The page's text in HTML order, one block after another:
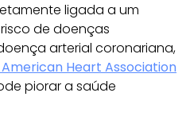
ligada a um
de doenças
arterial coronariana,
American Heart Association
piorar a saúde